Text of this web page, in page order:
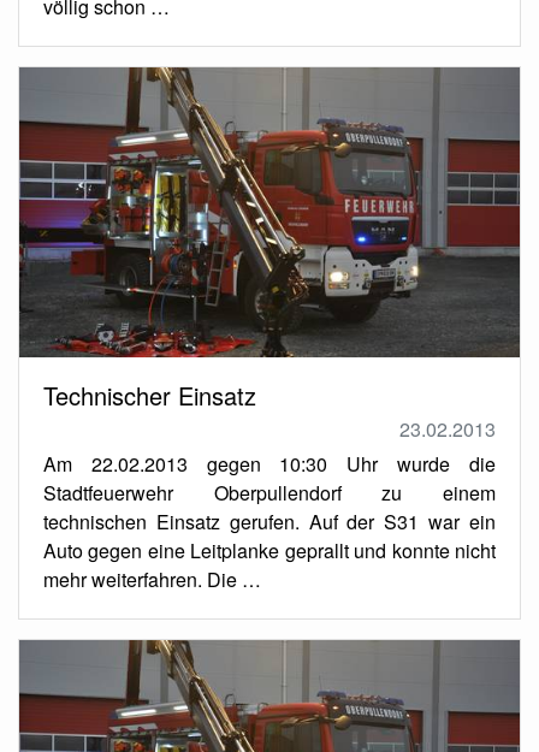
völlig schon …
Technischer Einsatz
23.02.2013
Am 22.02.2013 gegen 10:30 Uhr wurde die
Stadtfeuerwehr Oberpullendorf zu einem
technischen Einsatz gerufen. Auf der S31 war ein
Auto gegen eine Leitplanke geprallt und konnte nicht
mehr weiterfahren. Die …